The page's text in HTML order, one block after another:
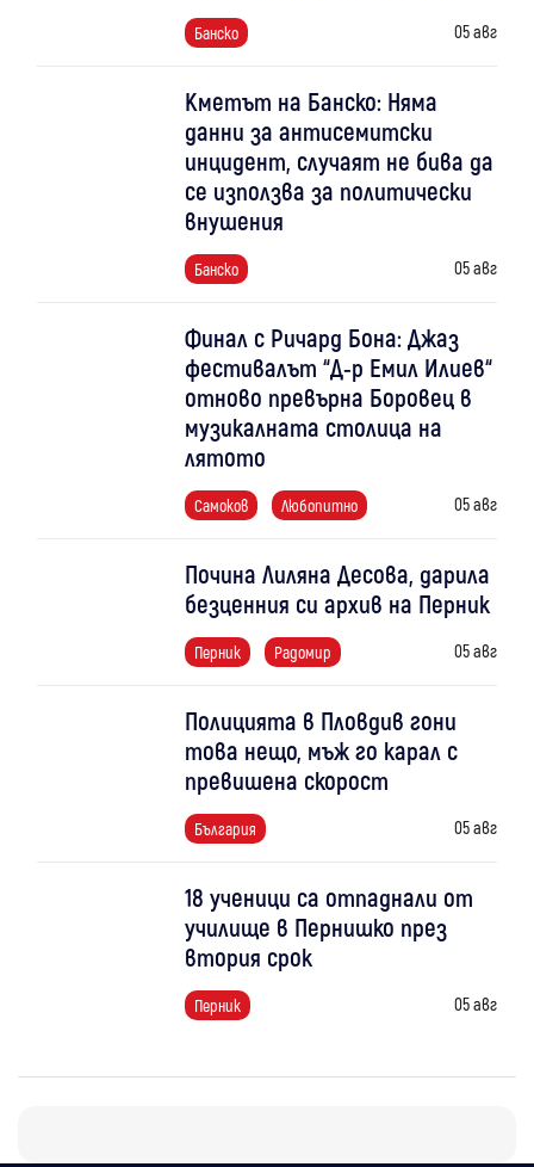
Банско 05 авг
Кметът на Банско: Няма
данни за антисемитски
инцидент, случаят не бива да
се използва за политически
внушения
Банско 05 авг
Финал с Ричард Бона: Джаз
фестивалът “Д-р Емил Илиев“
отново превърна Боровец в
музикалната столица на
лятото
Самоков Любопитно 05 авг
Почина Лиляна Десова, дарила
безценния си архив на Перник
Перник Радомир 05 авг
Полицията в Пловдив гони
това нещо, мъж го карал с
превишена скорост
България 05 авг
18 ученици са отпаднали от
училище в Пернишко през
втория срок
Перник 05 авг